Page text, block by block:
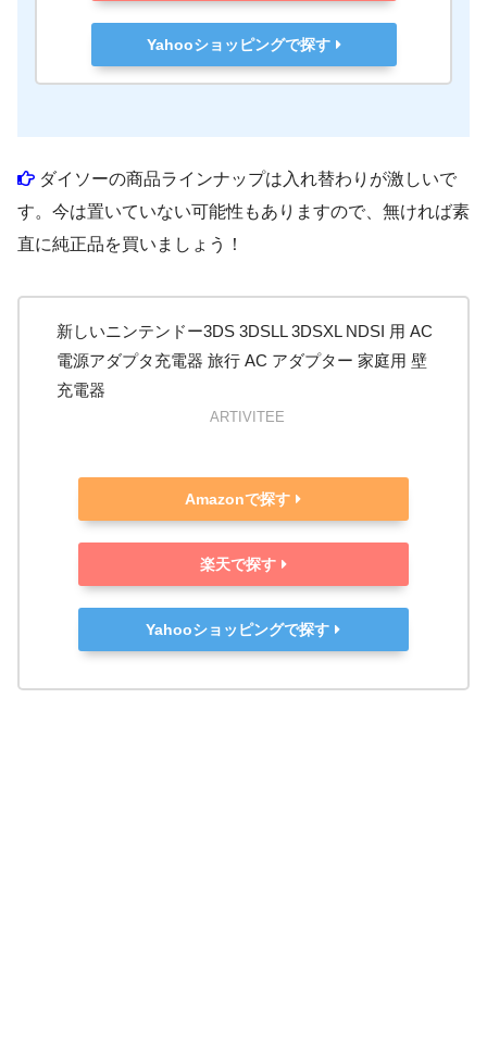
Yahooショッピングで探す
ダイソーの商品ラインナップは入れ替わりが激しいで
す。今は置いていない可能性もありますので、無ければ素
直に純正品を買いましょう！
新しいニンテンドー3DS 3DSLL 3DSXL NDSI 用 AC
電源アダプタ充電器 旅行 AC アダプター 家庭用 壁
充電器
ARTIVITEE
Amazonで探す
楽天で探す
Yahooショッピングで探す